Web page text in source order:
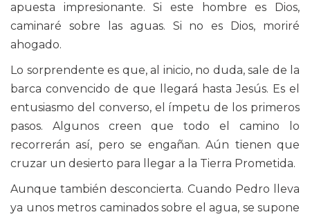
apuesta impresionante. Si este hombre es Dios,
caminaré sobre las aguas. Si no es Dios, moriré
ahogado.
Lo sorprendente es que, al inicio, no duda, sale de la
barca convencido de que llegará hasta Jesús. Es el
entusiasmo del converso, el ímpetu de los primeros
pasos. Algunos creen que todo el camino lo
recorrerán así, pero se engañan. Aún tienen que
cruzar un desierto para llegar a la Tierra Prometida.
Aunque también desconcierta. Cuando Pedro lleva
ya unos metros caminados sobre el agua, se supone